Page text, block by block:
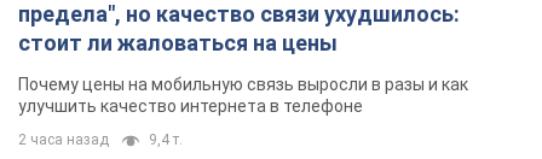
предела", но качество связи ухудшилось:
стоит ли жаловаться на цены
Почему цены на мобильную связь выросли в разы и как
улучшить качество интернета в телефоне
2 часа назад 9,4 т.